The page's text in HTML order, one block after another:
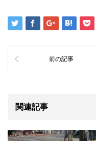
前の記事
関連記事